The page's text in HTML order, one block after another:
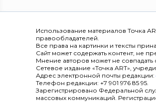
Использование материалов Точка
правообладателей.
Все права на картинки и тексты
Сайт может содержать контент, не
Мнение авторов может не
Сетевое издание «Точка ART»,
Адрес электронной почты редакции:
Телефон редакции: +7 901 976 85 95.
Зарегистрировано Федеральной
массовых коммуникаций.